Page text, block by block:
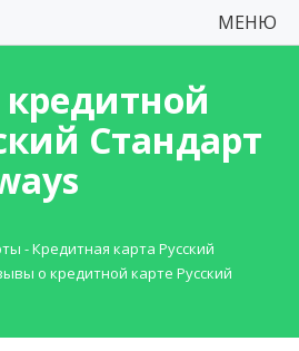
МЕНЮ
Стандарт
-Кредитная карта Русский
о кредитной карте Русский